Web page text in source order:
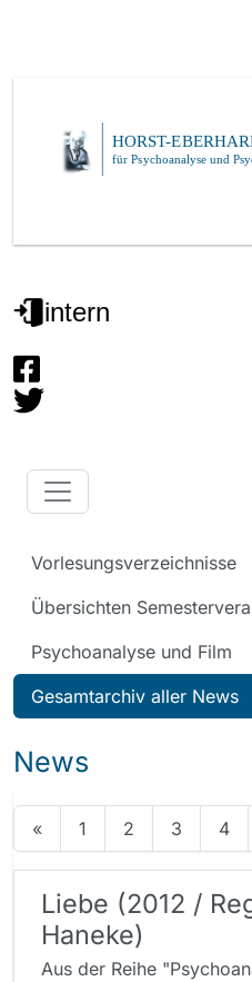
Vorlesungsverzeichnisse
Übersichten
Psychoanalyse und Film
Gesamtarchiv aller News
News
« 1 2 3 4
Liebe (2012 /
Haneke)
Aus der Reihe